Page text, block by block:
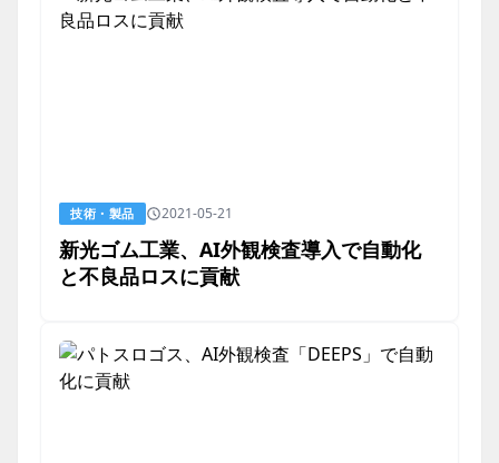
技術・製品 2021-05-21
新光ゴム工業、AI外観検査導入で自動化
と不良品ロスに貢献